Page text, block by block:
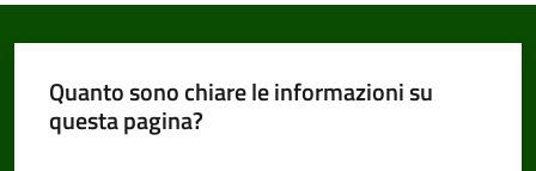
Quanto sono chiare le informazioni su
questa pagina?